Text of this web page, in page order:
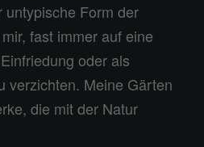
untypische Form der
fast immer auf eine
oder als
verzichten. Meine Gärten
die mit der Natur